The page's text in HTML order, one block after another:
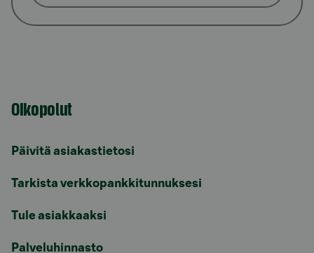
Oikopolut
Päivitä asiakastietosi
Tarkista verkkopankkitunnuksesi
Tule asiakkaaksi
Palveluhinnasto